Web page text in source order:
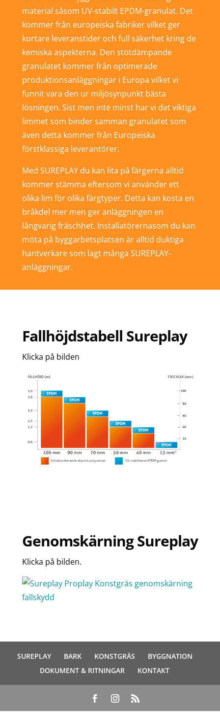
material såsom UV-stabilt EPDM-granulat. Det
kommer från europeiska fabriker vilket ger
kortare leveranstider och full säkerhet kring de
kemiska aspekterna. Den stötdämpande
granulatet kommer från optimerade
produktionsanläggningar i Europa vilket vi
funnit vara den ur miljösynpunkt bästa
lösningen. Sist men inte minst har vi det viktiga
limmet som binder samman granulatet som
även detta kommer från Europeiska
förstklassiga leverantörer.
Med SUREPLAY du kan lita på färgerna alltid
kommer stämma eftersom vi använder ett
olika lim för olika färgtyper. Detta kan kosta en
bråkdel mer men ger anläggningen en
långvarig fräschhet. Installatörernasom du kan
möta på byggarbetsplatsen är alltid duktiga
hantverkare som lagt många SUREPLAY-
anläggningar.
Fallhöjdstabell Sureplay
Klicka på bilden
Genomskärning Sureplay
Klicka på bilden.
SUREPLAY BARK KONSTGRÄS
BYGGNATION
DOKUMENT & RITNINGAR
KONTAKT